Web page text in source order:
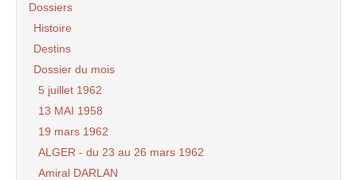
Dossiers
Histoire
Destins
Dossier du mois
5 juillet 1962
13 MAI 1958
19 mars 1962
ALGER - du 23 au 26 mars 1962
Amiral DARLAN